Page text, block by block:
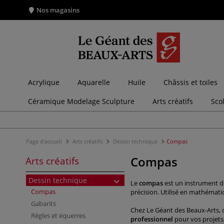
Nos magasins
Acrylique Aquarelle Huile Châssis et toiles
Céramique Modelage Sculpture
Arts créatifs
Page d'accueil Arts créatifs Dessin technique Compas
Arts créatifs
Dessin technique
Compas
Gabarits
Règles et équerres
Compas
Lecompasest un instrument
précision. Utilisé en
Chez Le Géant des Beaux-
professionnel pour vos